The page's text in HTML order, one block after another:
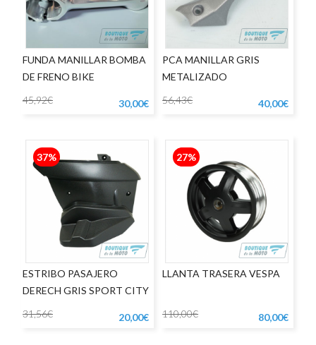
FUNDA MANILLAR BOMBA
DE FRENO BIKE
45,92€
30,00€
PCA MANILLAR GRIS
METALIZADO
56,43€
40,00€
37%
ESTRIBO PASAJERO
DERECH GRIS SPORT CITY
31,56€
20,00€
27%
LLANTA TRASERA VESPA
110,00€ 80,00€